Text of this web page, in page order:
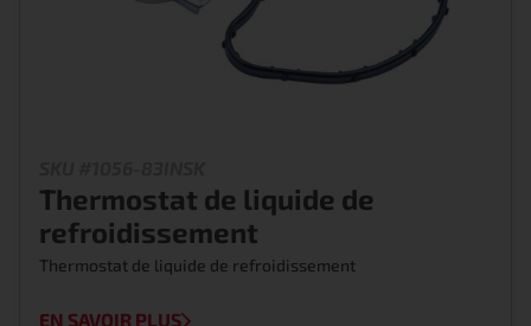
Thermostat de liquide de
refroidissement
Thermostat de liquide de refroidissement
EN SAVOIR PLUS